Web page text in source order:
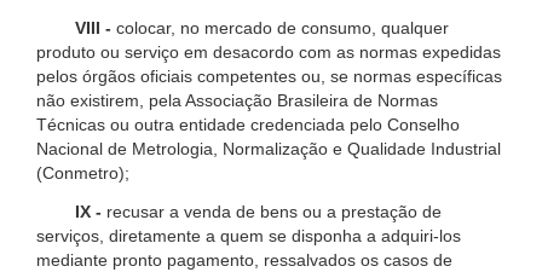
VIII - colocar, no mercado de consumo, qualquer
produto ou serviço em desacordo com as normas expedidas
pelos órgãos oficiais competentes ou, se normas específicas
não existirem, pela Associação Brasileira de Normas
Técnicas ou outra entidade credenciada pelo Conselho
Nacional de Metrologia, Normalização e Qualidade Industrial
(Conmetro);
IX - recusar a venda de bens ou a prestação de
serviços, diretamente a quem se disponha a adquiri-los
mediante pronto pagamento, ressalvados os casos de